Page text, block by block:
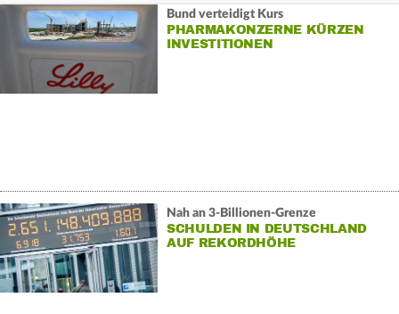
Bund verteidigt Kurs
PHARMAKONZERNE KÜRZEN
INVESTITIONEN
Nah an 3-Billionen-Grenze
SCHULDEN IN DEUTSCHLAND
AUF REKORDHÖHE